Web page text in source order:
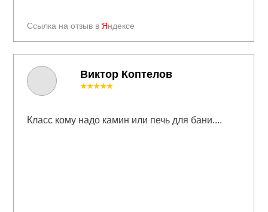
Ссылка на отзыв в Яндексе
★★★★★
Класс кому надо камин или печь для бани....
Виктор Коптелов